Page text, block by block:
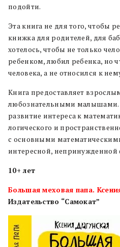
подойти.
Эта книга не для того, чтобы
книжка для родителей, для
хотелось, чтобы не только
ребенком, любил ребенка, но
человека, а не относился к
Книга предоставляет
любознательными малышами.
развитие интереса к
логического и
с основными
интересной,
10+лет
Большая меховая папа.
Издательство “Самокат”